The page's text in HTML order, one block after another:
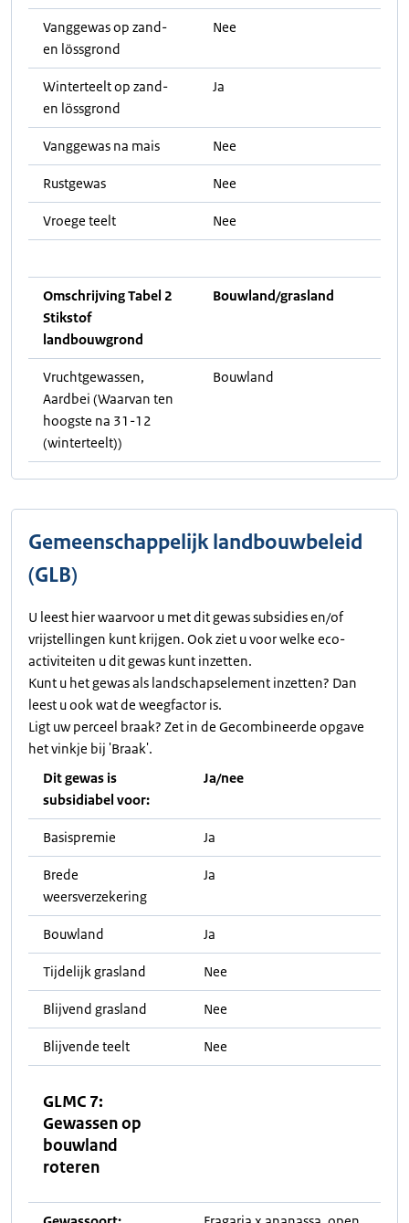
Vanggewas op zand-
en lössgrond
Nee
Winterteelt op zand-
en lössgrond
Ja
Vanggewas na mais Nee
Rustgewas Nee
Vroege teelt Nee
Omschrijving Tabel 2
Stikstof
landbouwgrond
Bouwland/grasland
Vruchtgewassen,
Aardbei (Waarvan ten
hoogste na 31-12
(winterteelt))
Bouwland
Gemeenschappelijk landbouwbeleid
(GLB)
U leest hier waarvoor u met dit gewas subsidies en/of
vrijstellingen kunt krijgen. Ook ziet u voor welke eco-
activiteiten u dit gewas kunt inzetten.
Kunt u het gewas als landschapselement inzetten? Dan
leest u ook wat de weegfactor is.
Ligt uw perceel braak? Zet in de Gecombineerde opgave
het vinkje bij 'Braak'.
Dit gewas is
subsidiabel voor:
Ja/nee
Basispremie Ja
Brede
weersverzekering
Ja
Bouwland Ja
Tijdelijk grasland Nee
Blijvend grasland Nee
Blijvende teelt Nee
GLMC 7:
Gewassen op
bouwland
roteren